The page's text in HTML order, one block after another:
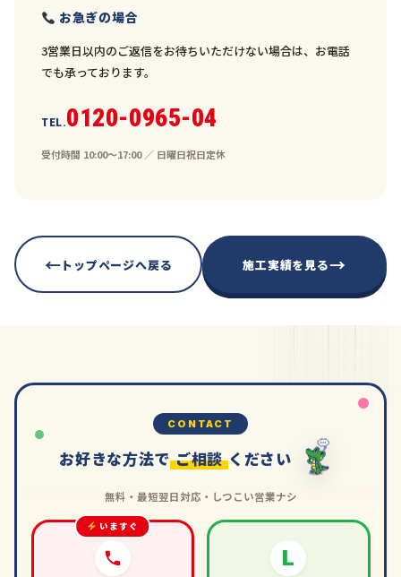
お急ぎの場合
3営業日以内のご返信をお待ちいただけない場合は、お電話
でも承っております。
TEL.0120-0965-04
受付時間 10:00〜17:00 ／ 日曜日祝日定休
←トップページへ戻る 施工実績を見る→
CONTACT
お好きな方法で ご相談 ください
無料・最短翌日対応・しつこい営業ナシ
いますぐ
L